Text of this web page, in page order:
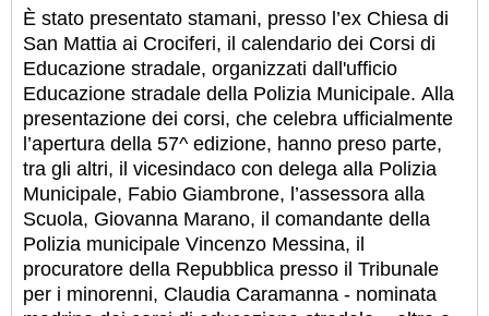
È stato presentato stamani, presso l’ex Chiesa di
San Mattia ai Crociferi, il calendario dei Corsi di
Educazione stradale, organizzati dall'ufficio
Educazione stradale della Polizia Municipale. Alla
presentazione dei corsi, che celebra ufficialmente
l’apertura della 57^ edizione, hanno preso parte,
tra gli altri, il vicesindaco con delega alla Polizia
Municipale, Fabio Giambrone, l’assessora alla
Scuola, Giovanna Marano, il comandante della
Polizia municipale Vincenzo Messina, il
procuratore della Repubblica presso il Tribunale
per i minorenni, Claudia Caramanna - nominata